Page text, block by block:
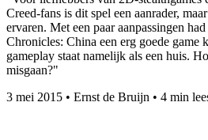
Creed-fans is dit spel een aanrader,
ervaren. Met een paar aanpassingen
Chronicles: China een erg goede game
gameplay staat namelijk als een huis.
misgaan?"
3 mei 2015 • Ernst de Bruijn • 4 min